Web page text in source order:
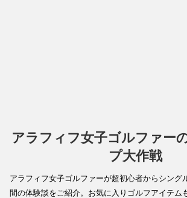
アラフィフ女子ゴルファー
プ大作戦
アラフィフ女子ゴルファーが超初心者からシング
間の体験談をご紹介。お気に入りゴルフアイテム